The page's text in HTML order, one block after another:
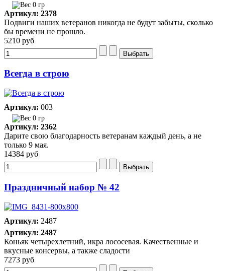
0 гр
Артикул: 2378
Подвиги наших ветеранов никогда не будут забыты, сколько
бы времени не прошло.
5210 руб
Всегда в строю
Артикул: 003
0 гр
Артикул: 2362
Дарите свою благодарность ветеранам каждый день, а не
только 9 мая.
14384 руб
Праздничный набор № 42
Артикул: 2487
Артикул: 2487
Коньяк четырехлетний, икра лососевая. Качественные и
вкусные консервы, а также сладости
7273 руб